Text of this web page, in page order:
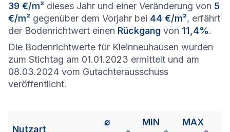
39 €/m² dieses Jahr und einer Veränderung von 5
€/m² gegenüber dem Vorjahr bei 44 €/m², erfährt
der Bodenrichtwert einen Rückgang von 11,4%.
Die Bodenrichtwerte für Kleinneuhausen wurden
zum Stichtag am 01.01.2023 ermittelt und am
08.03.2024 vom Gutachterausschuss
veröffentlicht.
Nutzart
⌀
MIN
MAX